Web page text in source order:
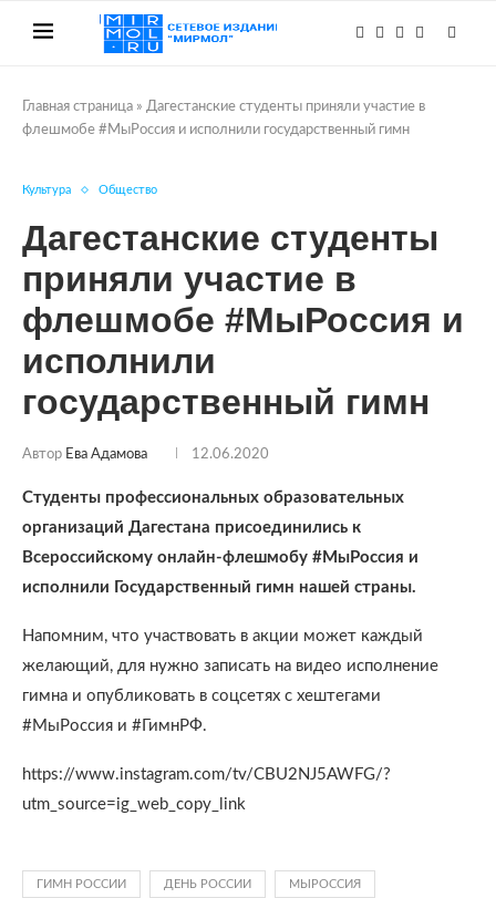
Главная страница » Дагестанские студенты приняли участие в
флешмобе #МыРоссия и исполнили государственный гимн
Культура Общество
Дагестанские студенты
приняли участие в
флешмобе #МыРоссия и
исполнили
государственный гимн
Автор Ева Адамова 12.06.2020
Студенты профессиональных образовательных
организаций Дагестана присоединились к
Всероссийскому онлайн-флешмобу #МыРоссия и
исполнили Государственный гимн нашей страны.
Напомним, что участвовать в акции может каждый
желающий, для нужно записать на видео исполнение
гимна и опубликовать в соцсетях с хештегами
#МыРоссия и #ГимнРФ.
https://www.instagram.com/tv/CBU2NJ5AWFG/?
utm_source=ig_web_copy_link
ГИМН РОССИИ ДЕНЬ РОССИИ МЫРОССИЯ